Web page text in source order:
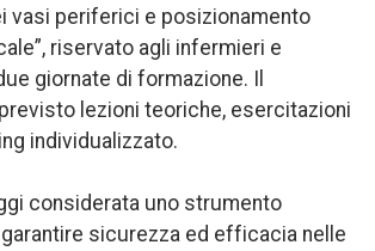
vasi periferici e posizionamento
riservato agli infermieri e
giornate di formazione. Il
lezioni teoriche, esercitazioni
individualizzato.
considerata uno strumento
sicurezza ed efficacia nelle